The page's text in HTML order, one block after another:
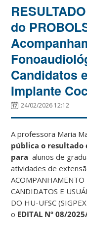
do
Candidatos
Implante
24/02/2026 12:12
A professora Maria
pública o resultado
para alunos de
atividades de
CANDIDATOS E
DO HU-UFSC
o EDITAL Nº 08/